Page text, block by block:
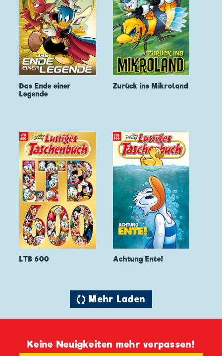
Das Ende einer
Legende
Zurück ins Mikroland
LTB 600 Achtung Ente!
🔄 Mehr Laden
Keine Neuigkeiten mehr verpassen!